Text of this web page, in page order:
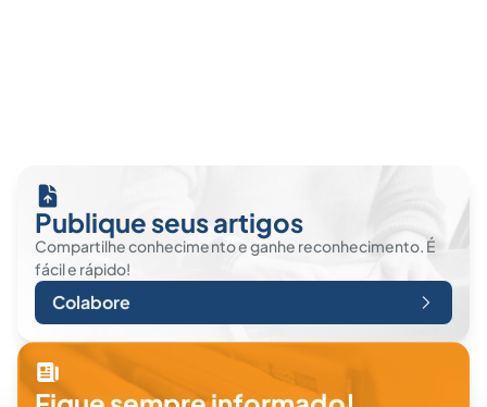
Publique seus artigos
Compartilhe conhecimento e ganhe reconhecimento. É
fácil e rápido!
Colabore